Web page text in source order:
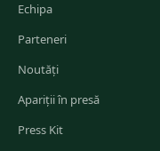
Echipa
Parteneri
Noutăți
Apariții în presă
Press Kit